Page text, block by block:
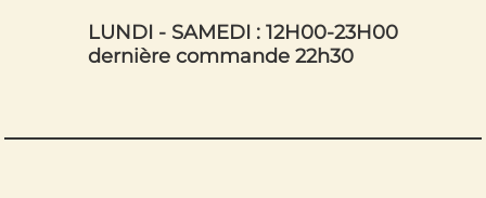
LUNDI - SAMEDI : 12H00-23H00
dernière commande 22h30